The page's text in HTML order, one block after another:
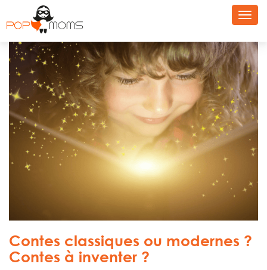
Contes classiques ou modernes ?
Contes à inventer ?